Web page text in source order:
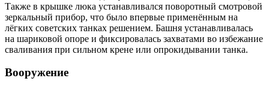
Также в крышке люка устанавливался поворотный смотровой
зеркальный прибор, что было впервые применённым на
лёгких советских танках решением. Башня устанавливалась
на шариковой опоре и фиксировалась захватами во избежание
сваливания при сильном крене или опрокидывании танка.
Вооружение